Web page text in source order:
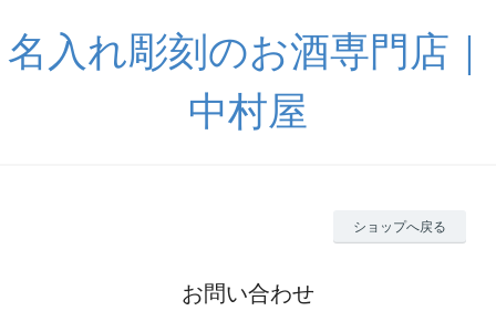
名入れ彫刻のお酒専門店｜
中村屋
ショップへ戻る
お問い合わせ